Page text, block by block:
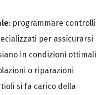
: programmare controlli
per assicurarsi
in condizioni ottimali
o riparazioni
si fa carico della